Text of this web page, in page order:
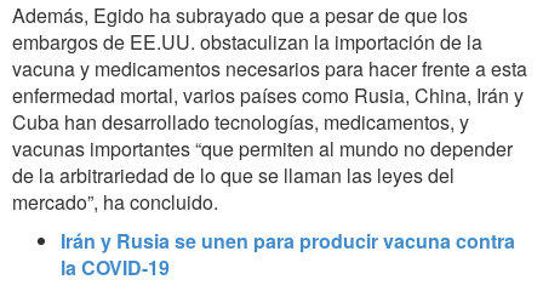
Además, Egido ha subrayado que a pesar de que los
embargos de EE.UU. obstaculizan la importación de la
vacuna y medicamentos necesarios para hacer frente a esta
enfermedad mortal, varios países como Rusia, China, Irán y
Cuba han desarrollado tecnologías, medicamentos, y
vacunas importantes “que permiten al mundo no depender
de la arbitrariedad de lo que se llaman las leyes del
mercado”, ha concluido.
Irán y Rusia se unen para producir vacuna contra
la COVID-19